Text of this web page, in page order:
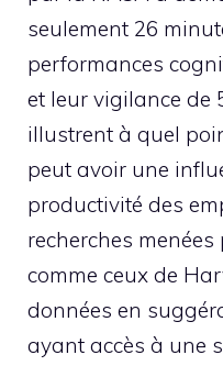
seulement 26
performances
et leur vigilance de
illustrent à quel
peut avoir une
productivité des
recherches
comme ceux de
données en
ayant accès à une